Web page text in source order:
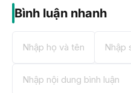
Bình luận nhanh